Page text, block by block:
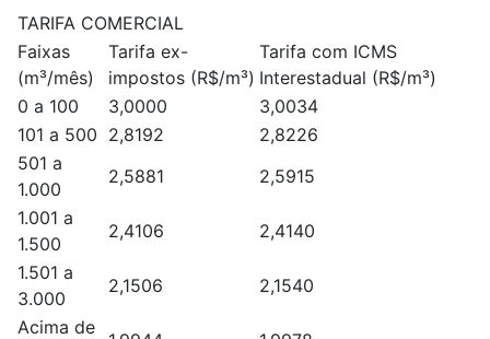
TARIFA COMERCIAL
Faixas
(m³/mês)
Tarifa ex-
impostos (R$/m³)
Tarifa com ICMS
Interestadual (R$/m³)
0 a 100
3,0000
3,0034
101 a 500 2,8192
2,8226
501 a
1.000
2,5881
2,5915
1.001 a
1.500
2,4106
2,4140
1.501 a
3.000
2,1506
2,1540
Acima de